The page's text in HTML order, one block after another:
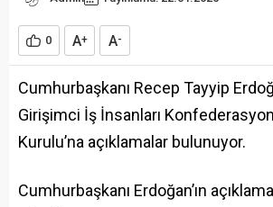
0 A+ A-
Cumhurbaşkanı Recep Tayyip
Girişimci İş İnsanları
Kurulu’na açıklamalar bulunuyor.
Cumhurbaşkanı Erdoğan’ın